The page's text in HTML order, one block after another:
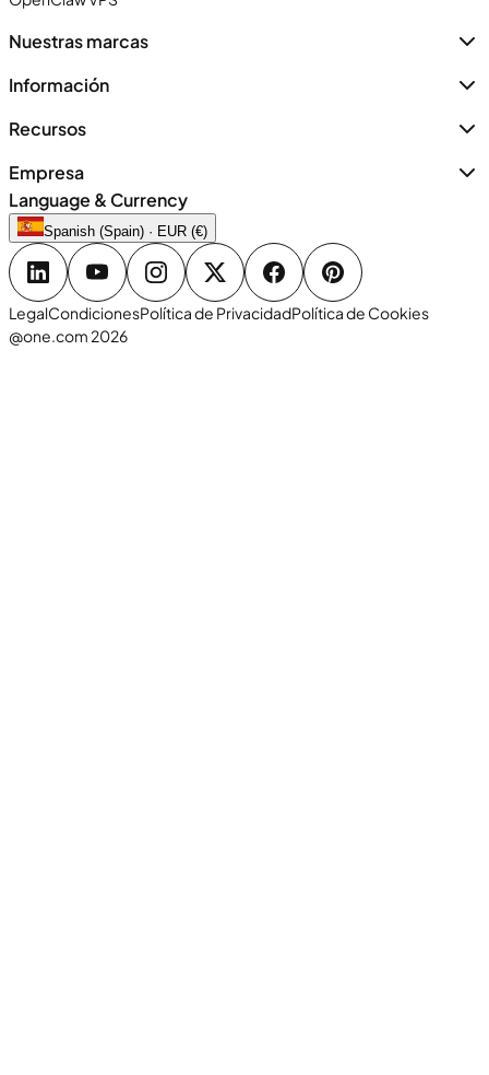
Nuestras marcas
Información
Recursos
Empresa
Language & Currency
Spanish (Spain) · EUR (€)
LegalCondicionesPolítica de PrivacidadPolítica de Cookies
@one.com 2026